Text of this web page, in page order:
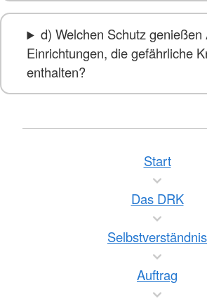
d) Welchen Schutz genießen
Einrichtungen, die gefährliche
enthalten?
Start
Das DRK
Selbstverständnis
Auftrag